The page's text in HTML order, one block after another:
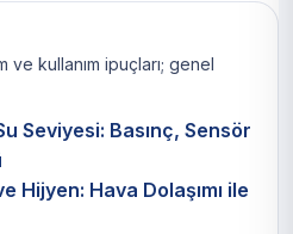
ve kullanım ipuçları; genel
Seviyesi: Basınç, Sensör
Hijyen: Hava Dolaşımı ile